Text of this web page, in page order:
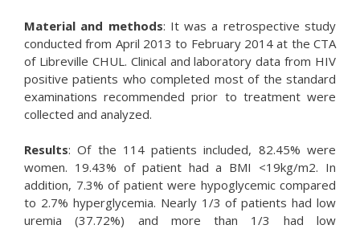
Material and methods: It was a retrospective study
conducted from April 2013 to February 2014 at the CTA
of Libreville CHUL. Clinical and laboratory data from HIV
positive patients who completed most of the standard
examinations recommended prior to treatment were
collected and analyzed.
Results: Of the 114 patients included, 82.45% were
women. 19.43% of patient had a BMI <19kg/m2. In
addition, 7.3% of patient were hypoglycemic compared
to 2.7% hyperglycemia. Nearly 1/3 of patients had low
uremia (37.72%) and more than 1/3 had low